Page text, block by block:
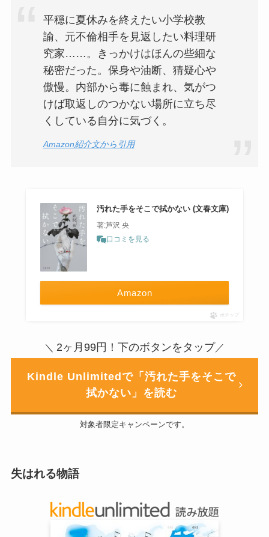
平穏に夏休みを終えたい小学校教
諭、元不倫相手を見返したい料理研
究家……。きっかけはほんの些細な
秘密だった。保身や油断、猜疑心や
傲慢。内部から毒に蝕まれ、気がつ
けば取返しのつかない場所に立ち尽
くしている自分に気づく。
Amazon紹介文から引用
汚れた手をそこで拭かない (文春文庫)
著:芦沢 央
口コミを見る
Amazon
ポチップ
＼ 2ヶ月99円！下のボタンをタップ／
Kindle Unlimitedで「汚れた手をそこで
拭かない」を読む
対象者限定キャンペーンです。
失はれる物語